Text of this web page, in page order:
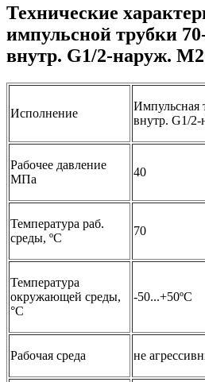
Технические
импульсной трубки
внутр. G1/2-наруж.
Исполнение
Импульсная
внутр. G1/
Рабочее давление
МПа
40
Температура раб.
среды, ºС
70
Температура
окружающей среды,
°C
-50...+50ºС
Рабочая среда не